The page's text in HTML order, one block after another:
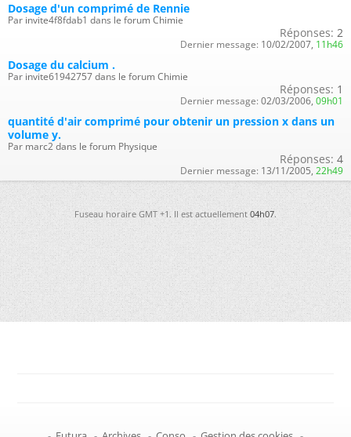
Dosage d'un comprimé de Rennie
Par invite4f8fdab1 dans le forum Chimie
Réponses: 2
Dernier message: 10/02/2007, 11h46
Dosage du calcium .
Par invite61942757 dans le forum Chimie
Réponses: 1
Dernier message: 02/03/2006, 09h01
quantité d'air comprimé pour obtenir un pression x dans un
volume y.
Par marc2 dans le forum Physique
Réponses: 4
Dernier message: 13/11/2005, 22h49
Fuseau horaire GMT +1. Il est actuellement04h07.